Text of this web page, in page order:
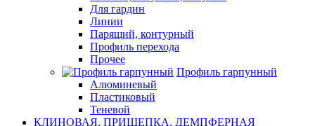
Для гардин
Линии
Парящий, контурный
Профиль перехода
Прочее
Профиль гарпунный
Алюминевый
Пластиковый
Теневой
КЛИНОВАЯ, ПРИЩЕПКА, ДЕМПФЕРНАЯ